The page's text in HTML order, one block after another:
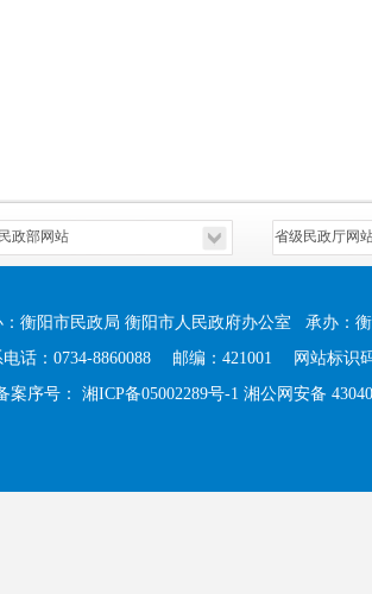
：衡阳市民政局 衡阳市人民政府办公室 承办：
电话：0734-8860088 邮编：421001 网站标识
案序号：
湘ICP备05002289号-1 湘公网安备